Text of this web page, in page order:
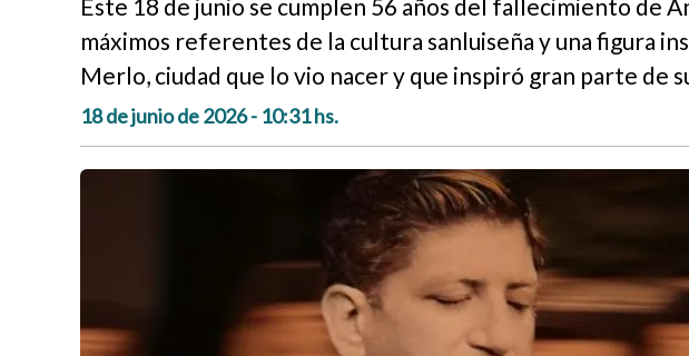
Este 18 de junio se cumplen 56 años del fallecimiento de
máximos referentes de la cultura sanluiseña y una figura
Merlo, ciudad que lo vio nacer y que inspiró gran parte de
18 de junio de 2026 - 10:31 hs.